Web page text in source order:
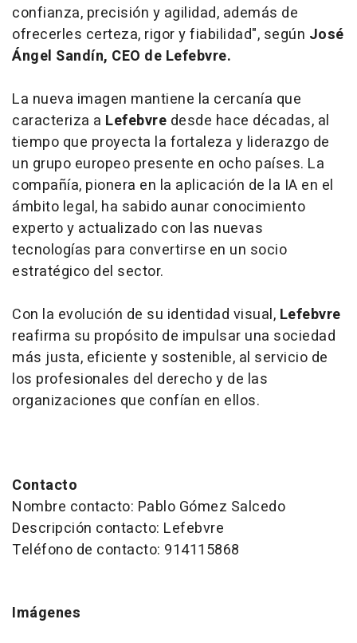
confianza, precisión y agilidad, además de
ofrecerles certeza, rigor y fiabilidad", según José
Ángel Sandín, CEO de Lefebvre.
La nueva imagen mantiene la cercanía que
caracteriza a Lefebvre desde hace décadas, al
tiempo que proyecta la fortaleza y liderazgo de
un grupo europeo presente en ocho países. La
compañía, pionera en la aplicación de la IA en el
ámbito legal, ha sabido aunar conocimiento
experto y actualizado con las nuevas
tecnologías para convertirse en un socio
estratégico del sector.
Con la evolución de su identidad visual, Lefebvre
reafirma su propósito de impulsar una sociedad
más justa, eficiente y sostenible, al servicio de
los profesionales del derecho y de las
organizaciones que confían en ellos.
Contacto
Nombre contacto: Pablo Gómez Salcedo
Descripción contacto: Lefebvre
Teléfono de contacto: 914115868
Imágenes